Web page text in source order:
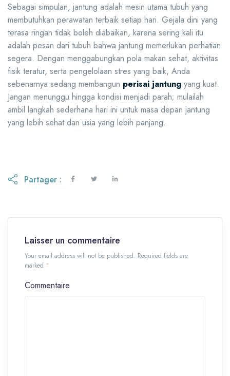
Sebagai simpulan, jantung adalah mesin utama tubuh yang
membutuhkan perawatan terbaik setiap hari. Gejala dini yang
terasa ringan tidak boleh diabaikan, karena sering kali itu
adalah pesan dari tubuh bahwa jantung memerlukan perhatian
segera. Dengan menggabungkan pola makan sehat, aktivitas
fisik teratur, serta pengelolaan stres yang baik, Anda
sebenarnya sedang membangun perisai jantung yang kuat.
Jangan menunggu hingga kondisi menjadi parah; mulailah
ambil langkah sederhana hari ini untuk masa depan jantung
yang lebih sehat dan usia yang lebih panjang.
Partager :
Laisser un commentaire
Your email address will not be published. Required fields are
marked *
Commentaire